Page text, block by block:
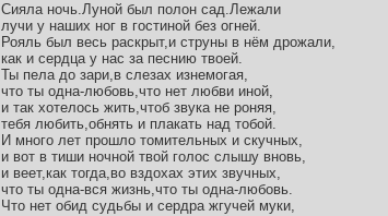
Сияла ночь.Луной был полон сад.Лежали
лучи у наших ног в гостиной без огней.
Рояль был весь раскрыт,и струны в нём дрожали,
как и сердца у нас за песнию твоей.
Ты пела до зари,в слезах изнемогая,
что ты одна-любовь,что нет любви иной,
и так хотелось жить,чтоб звука не роняя,
тебя любить,обнять и плакать над тобой.
И много лет прошло томительных и скучных,
и вот в тиши ночной твой голос слышу вновь,
и веет,как тогда,во вздохах этих звучных,
что ты одна-вся жизнь,что ты одна-любовь.
Что нет обид судьбы и сердра жгучей муки,